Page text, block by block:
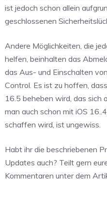
ist jedoch schon allein
geschlossenen
Andere Möglichkeiten, die
helfen, beinhalten das
das Aus- und Einschalten
Control. Es ist zu hoffen,
16.5 beheben wird, das sich
man auch schon mit iOS
schaffen wird, ist ungewiss.
Habt ihr die beschriebenen
Updates auch? Teilt gern
Kommentaren unter dem